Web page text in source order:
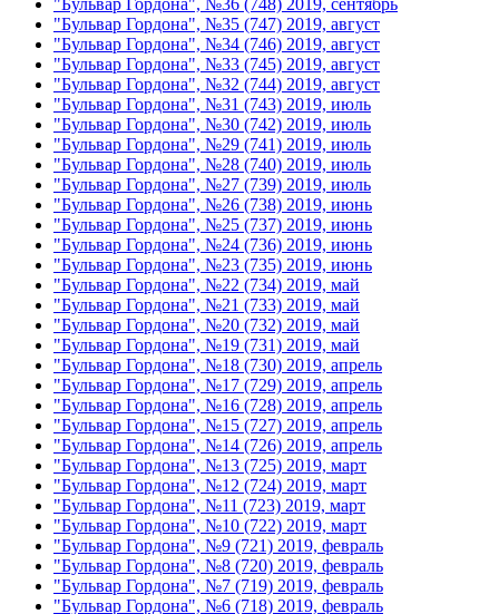
"Бульвар Гордона", №35 (747) 2019, август
"Бульвар Гордона", №34 (746) 2019, август
"Бульвар Гордона", №33 (745) 2019, август
"Бульвар Гордона", №32 (744) 2019, август
"Бульвар Гордона", №31 (743) 2019, июль
"Бульвар Гордона", №30 (742) 2019, июль
"Бульвар Гордона", №29 (741) 2019, июль
"Бульвар Гордона", №28 (740) 2019, июль
"Бульвар Гордона", №27 (739) 2019, июль
"Бульвар Гордона", №26 (738) 2019, июнь
"Бульвар Гордона", №25 (737) 2019, июнь
"Бульвар Гордона", №24 (736) 2019, июнь
"Бульвар Гордона", №23 (735) 2019, июнь
"Бульвар Гордона", №22 (734) 2019, май
"Бульвар Гордона", №21 (733) 2019, май
"Бульвар Гордона", №20 (732) 2019, май
"Бульвар Гордона", №19 (731) 2019, май
"Бульвар Гордона", №18 (730) 2019, апрель
"Бульвар Гордона", №17 (729) 2019, апрель
"Бульвар Гордона", №16 (728) 2019, апрель
"Бульвар Гордона", №15 (727) 2019, апрель
"Бульвар Гордона", №14 (726) 2019, апрель
"Бульвар Гордона", №13 (725) 2019, март
"Бульвар Гордона", №12 (724) 2019, март
"Бульвар Гордона", №11 (723) 2019, март
"Бульвар Гордона", №10 (722) 2019, март
"Бульвар Гордона", №9 (721) 2019, февраль
"Бульвар Гордона", №8 (720) 2019, февраль
"Бульвар Гордона", №7 (719) 2019, февраль
"Бульвар Гордона", №6 (718) 2019, февраль